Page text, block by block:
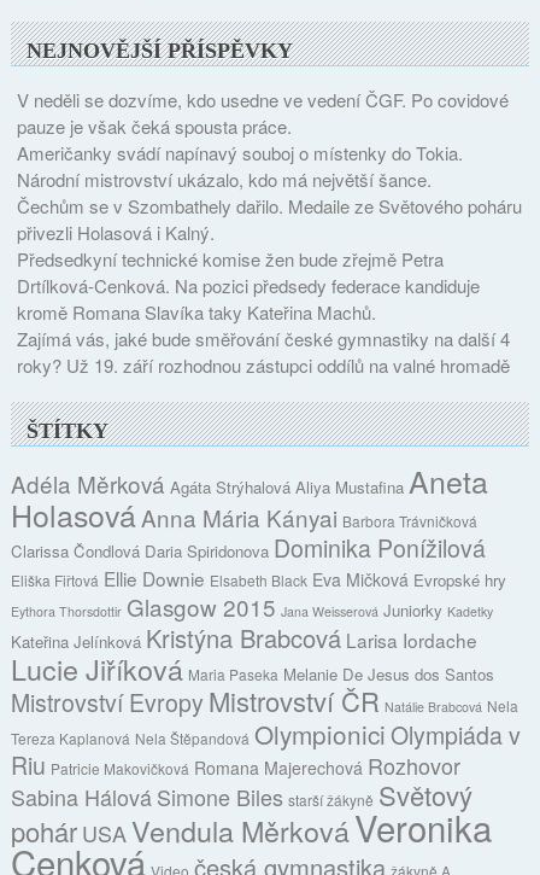
NEJNOVĚJŠÍ PŘÍSPĚVKY
V neděli se dozvíme, kdo usedne ve vedení ČGF. Po covidové
pauze je však čeká spousta práce.
Američanky svádí napínavý souboj o místenky do Tokia.
Národní mistrovství ukázalo, kdo má největší šance.
Čechům se v Szombathely dařilo. Medaile ze Světového poháru
přivezli Holasová i Kalný.
Předsedkyní technické komise žen bude zřejmě Petra
Drtílková-Cenková. Na pozici předsedy federace kandiduje
kromě Romana Slavíka taky Kateřina Machů.
Zajímá vás, jaké bude směřování české gymnastiky na další 4
roky? Už 19. září rozhodnou zástupci oddílů na valné hromadě
ŠTÍTKY
Adéla Měrková Agáta Strýhalová Aliya Mustafina Aneta
HolasováAnna Mária Kányai Barbora Trávničková
Clarissa Čondlová Daria Spiridonova Dominika Ponížilová
Eliška Fiřtová Ellie Downie Elsabeth Black Eva Mičková Evropské hry
Eythora Thorsdottir Glasgow 2015 Jana Weisserová Juniorky Kadetky
Kateřina Jelínková Kristýna Brabcová Larisa Iordache
Lucie Jiříková Maria Paseka Melanie De Jesus dos Santos
Mistrovství Evropy Mistrovství ČR Natálie Brabcová Nela
Tereza Kaplanová Nela Štěpandová OlympioniciOlympiáda v
Riu Patricie Makovičková Romana Majerechová Rozhovor
Sabina HálováSimone Biles starší žákyně Světový
pohárUSA Vendula MěrkováVeronika
Cenková Video česká gymnastika žákyně A